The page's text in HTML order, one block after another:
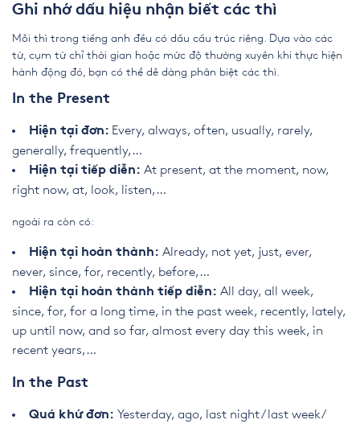
Ghi nhớ dấu hiệu nhận biết các thì
Mỗi thì trong tiếng anh đều có dấu cấu trúc riêng. Dựa vào các
từ, cụm từ chỉ thời gian hoặc mức độ thường xuyên khi thực hiện
hành động đó, bạn có thể dễ dàng phân biệt các thì.
In the Present
Hiện tại đơn: Every, always, often, usually, rarely,
generally, frequently,…
Hiện tại tiếp diễn: At present, at the moment, now,
right now, at, look, listen,…
ngoài ra còn có:
Hiện tại hoàn thành: Already, not yet, just, ever,
never, since, for, recently, before,…
Hiện tại hoàn thành tiếp diễn: All day, all week,
since, for, for a long time, in the past week, recently, lately,
up until now, and so far, almost every day this week, in
recent years,…
In the Past
Quá khứ đơn: Yesterday, ago, last night/ last week/